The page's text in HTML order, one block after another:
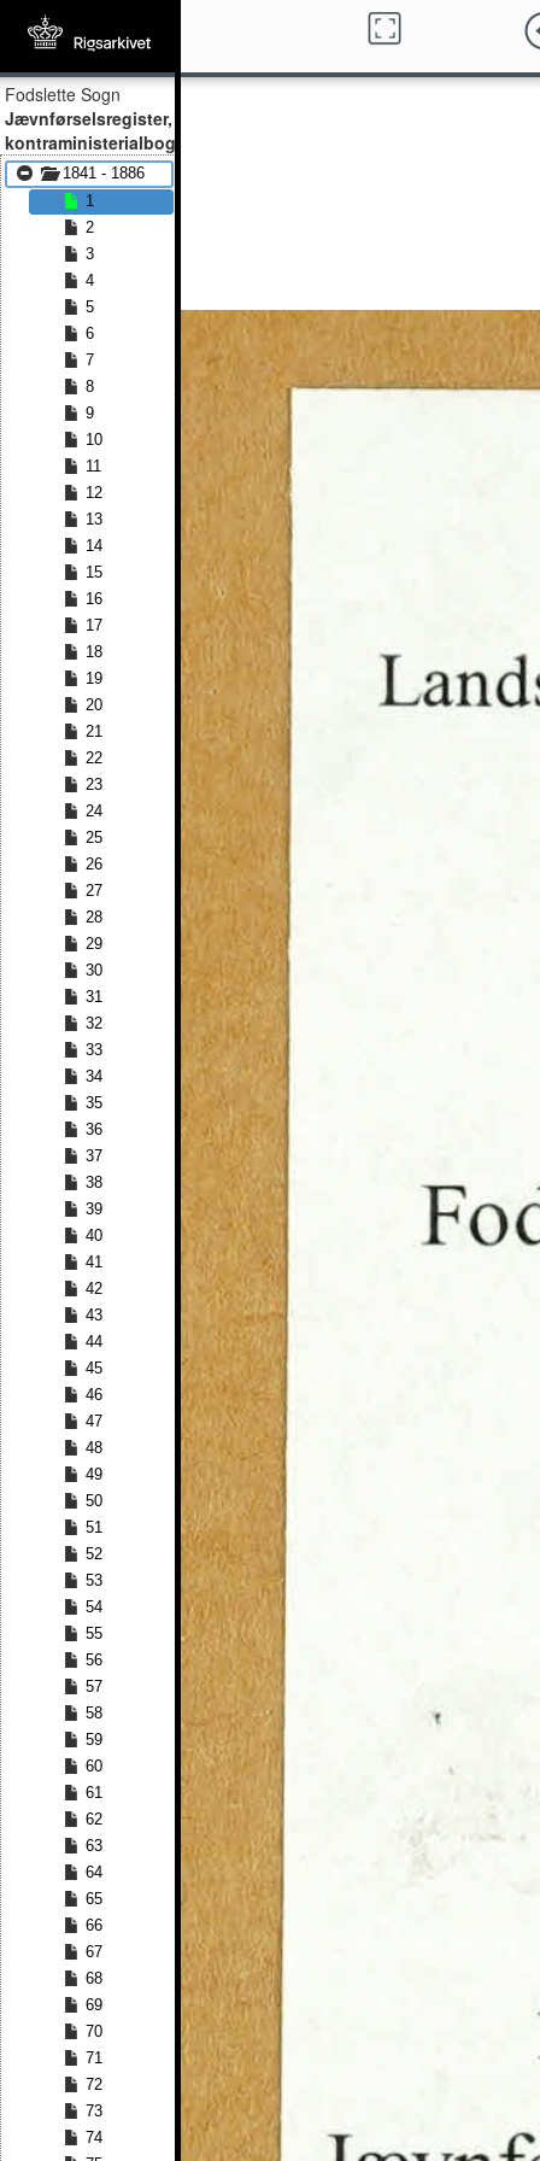
Fodslette Sogn
Jævnførselsregister,
kontraministerialbog
1841 - 1886
1
2
3
4
5
6
7
8
9
10
11
12
13
14
15
16
17
18
19
20
21
22
23
24
25
26
27
28
29
30
31
32
33
34
35
36
37
38
39
40
41
42
43
44
45
46
47
48
49
50
51
52
53
54
55
56
57
58
59
60
61
62
63
64
65
66
67
68
69
70
71
72
73
74